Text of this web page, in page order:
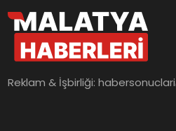
Reklam & İşbirliği: